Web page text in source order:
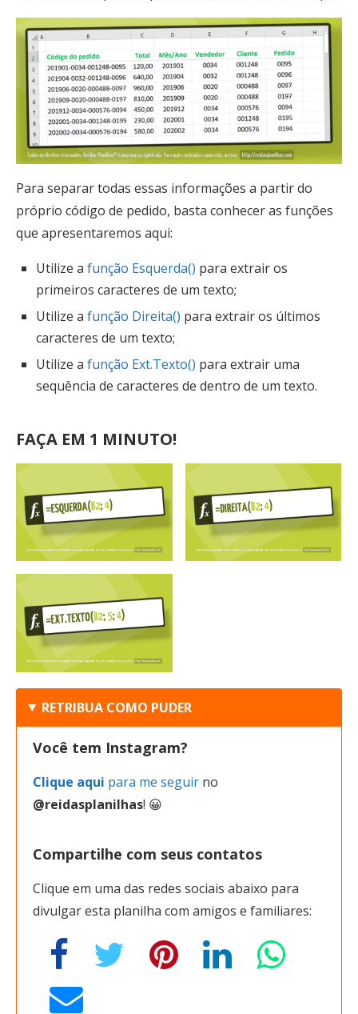
Para separar todas essas informações a partir do
próprio código de pedido, basta conhecer as funções
que apresentaremos aqui:
Utilize a função Esquerda() para extrair os
primeiros caracteres de um texto;
Utilize a função Direita() para extrair os últimos
caracteres de um texto;
Utilize a função Ext.Texto() para extrair uma
sequência de caracteres de dentro de um texto.
FAÇA EM 1 MINUTO!
RETRIBUA COMO PUDER
Você tem Instagram?
Clique aqui para me seguir no
@reidasplanilhas! 😀
Compartilhe com seus contatos
Clique em uma das redes sociais abaixo para
divulgar esta planilha com amigos e familiares: